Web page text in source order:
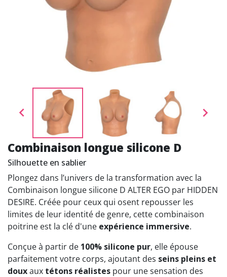
 
Combinaison longue silicone D
Silhouette en sablier
Plongez dans l’univers de la transformation avec la
Combinaison longue silicone D ALTER EGO par HIDDEN
DESIRE. Créée pour ceux qui osent repousser les
limites de leur identité de genre, cette combinaison
poitrine est la clé d'une expérience immersive.
Conçue à partir de 100% silicone pur, elle épouse
parfaitement votre corps, ajoutant des seins pleins et
douxaux tétons réalistes pour une sensation des